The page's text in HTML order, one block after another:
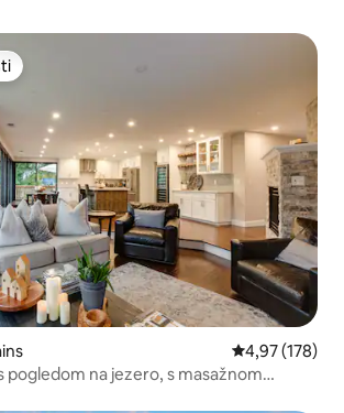
s oznakom „Odabrali gosti”
Prosječna
4,97 (178)
pogledom na jezero, s masažnom